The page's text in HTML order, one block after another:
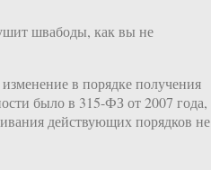
швабоды, как вы не
в порядке получения
было в 315-ФЗ от 2007 года,
действующих порядков не